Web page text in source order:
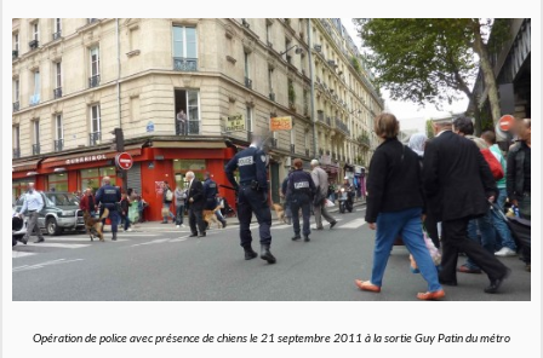
Opération de police avec présence de chiens le 21 septembre 2011 à la sortie Guy Patin du métro